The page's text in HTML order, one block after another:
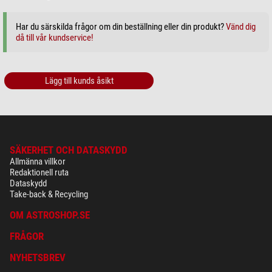
med många stjärnor gör 6 nm-filtren det möjligt att återge även svaga objekt
kameror med begränsad mörkström.
6 nm-filtren är rätt val på platser med stark ljusförorening, för kameror med
bilden!
Har du särskilda frågor om din beställning eller din produkt?Vänd dig
då till vår kundservice!
Lägg till kunds åsikt
SÄKERHET OCH DATASKYDD
Allmänna villkor
Redaktionell ruta
Dataskydd
Take-back & Recycling
OM ASTROSHOP.SE
FRÅGOR
NYHETSBREV